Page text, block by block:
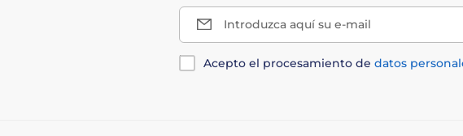
Introduzca aquí su e-mail
Acepto el procesamiento de datos